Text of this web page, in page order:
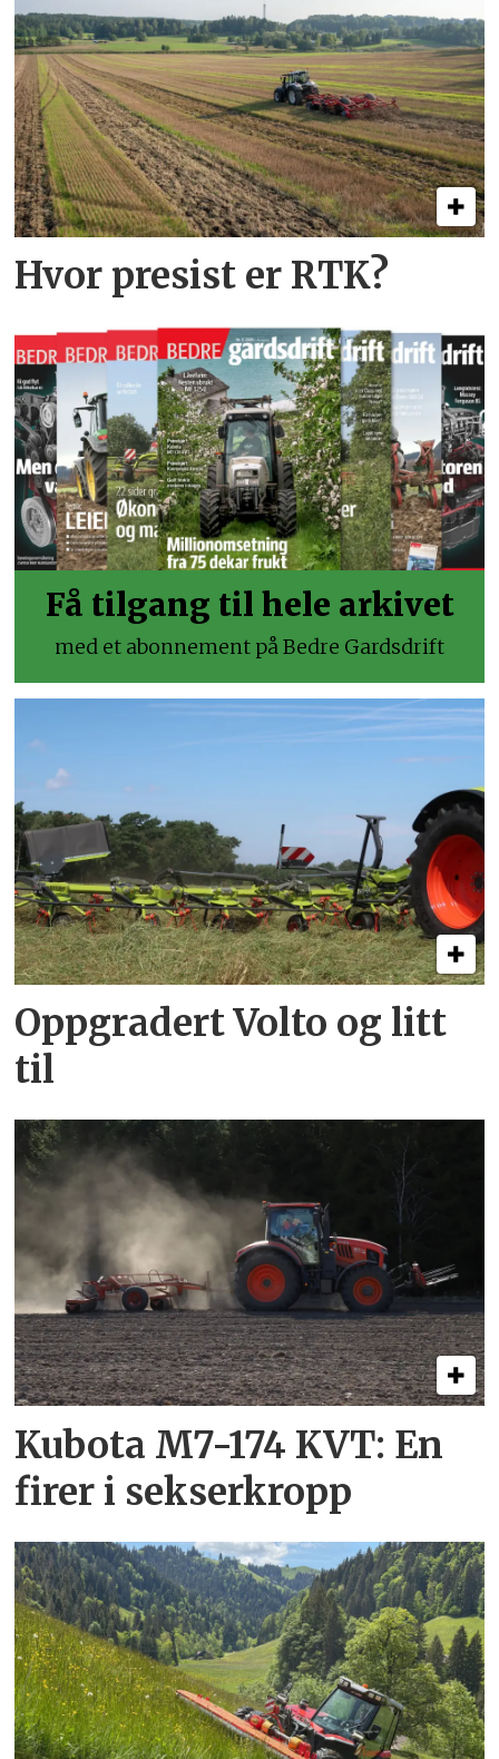
Hvor presist er RTK?
Få tilgang til hele arkivet
med et abonnement på Bedre Gardsdrift
Oppgradert Volto og litt
til
Kubota M7-174 KVT: En
firer i sekserkropp